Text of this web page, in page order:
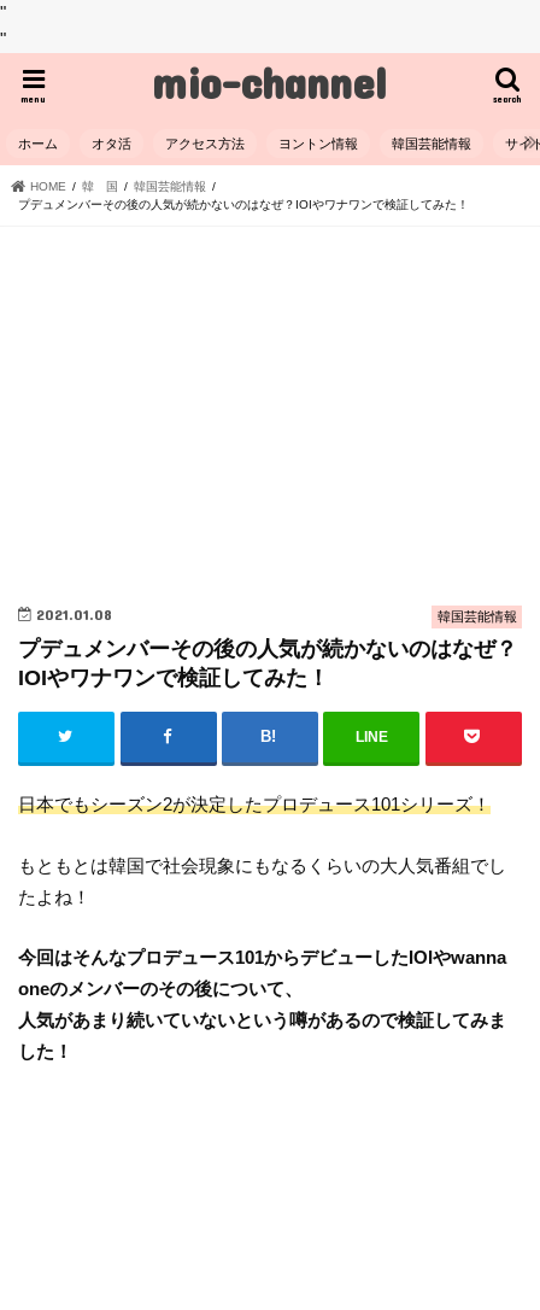
"
"
mio-channel search
menu
ホーム オタ活 アクセス方法 ヨントン情報 韓国芸能情報 サイ
HOME 韓 国
韓国芸能情報
​プデュメンバーその後の人気が続かないのはなぜ？IOIやワナワンで検証してみた！
韓国芸能情報
2021.01.08
​プデュメンバーその後の人気が続かないのはなぜ？
IOIやワナワンで検証してみた！
LINE
日本でもシーズン2が決定したプロデュース101シリーズ！
もともとは韓国で社会現象にもなるくらいの大人気番組でし
たよね！
今回はそんなプロデュース101からデビューしたIOIやwanna
oneのメンバーのその後について、
人気があまり続いていないという噂があるので検証してみま
した！